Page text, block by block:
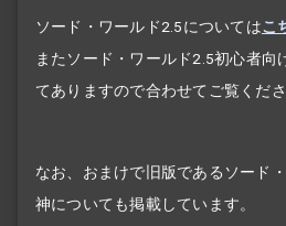
ソード・ワールド2.5についてはこ
またソード・ワールド2.5初心者向
てありますので合わせてご覧くださ
なお、おまけで旧版であるソード
神についても掲載しています。